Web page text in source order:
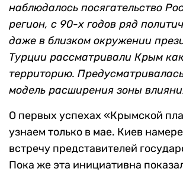
наблюдалось посягательство
регион, с 90-х годов ряд
даже в близком окружении
Турции рассматривали Крым
территорию.
модель расширения зоны
О первых успехах «Крымской
узнаем только в мае. Киев
встречу представителей
Пока же эта инициативна